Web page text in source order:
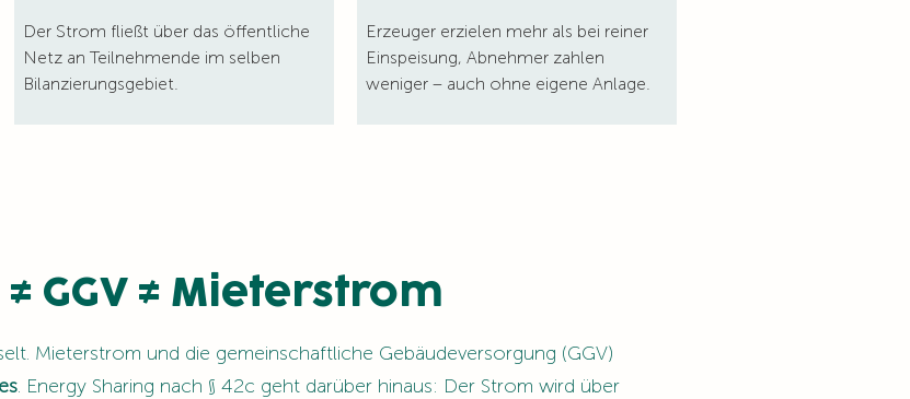
Der Strom fließt über das öffentliche
Netz an Teilnehmende im selben
Bilanzierungsgebiet.
Erzeuger erzielen mehr als bei reiner
Einspeisung, Abnehmer zahlen
weniger – auch ohne eigene Anlage.
GGV ≠ Mieterstrom
Mieterstrom und die gemeinschaftliche Gebäudeversorgung (GGV)
. Energy Sharing nach § 42c geht darüber hinaus: Der Strom wird über